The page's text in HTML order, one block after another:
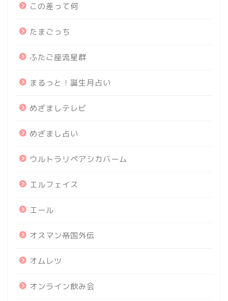
この差って何
たまごっち
ふたご座流星群
まるっと！誕生月占い
めざましテレビ
めざまし占い
ウルトラリペアシカバーム
エルフェイス
エール
オスマン帝国外伝
オムレツ
オンライン飲み会